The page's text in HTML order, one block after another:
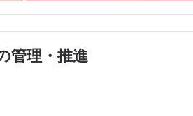
管理・推進